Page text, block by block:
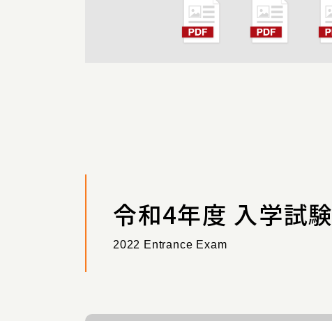
令和4年度 入学試験
2022 Entrance Exam